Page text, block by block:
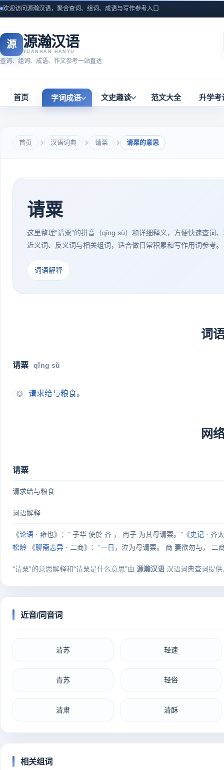
欢迎访问源瀚汉语，聚合查词、组词、成语与写作参考入口
源 源瀚汉语
YUANHAN HANYU
查词、组词、成语、作文参考一站直达
首页 字词成语 文史趣谈 范文大全 升学考
首页 汉语词典 请粟 请粟的意思
请粟
这里整理“请粟”的拼音（qǐng sù）和详细释义，方便快速查词
近义词、反义词与相关组词，适合做日常积累和写作用词参考。
词语解释
词
请粟 qǐng sù
◎ 请求给与粮食。
网
请粟
请求给与粮食
词语解释
《论语 · 雍也》：“ 子华 使於 齐 ， 冉子 为其母请粟。”《史记 · 齐
松龄 《聊斋志异 · 二商》：“一日 ，泣为母请粟。 商 妻欲勿与， 二
“请粟”的意思解释和“请粟是什么意思”由 源瀚汉语 汉语词典查词提供
近音/同音词
清苏 轻速
青苏 轻俗
清肃 清酥
相关组词